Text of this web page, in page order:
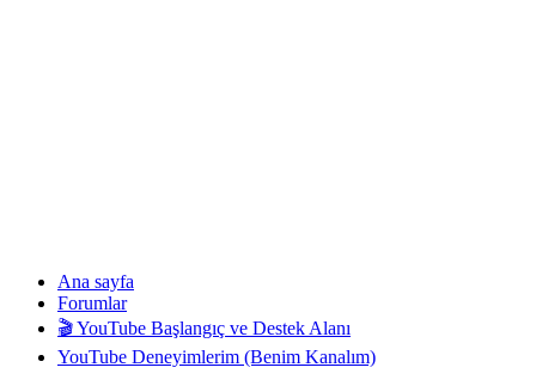
Ana sayfa
Forumlar
🎬 YouTube Başlangıç ve Destek Alanı
YouTube Deneyimlerim (Benim Kanalım)